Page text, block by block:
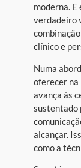
moderna.
verdadeiro
clínico e
Numa
oferecer na
avança às
sustentado
alcançar.
como a